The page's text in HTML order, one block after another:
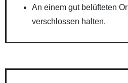
An einem gut belüfteten
verschlossen halten.